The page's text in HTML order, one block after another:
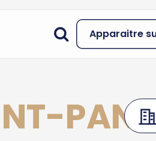
Apparaitre